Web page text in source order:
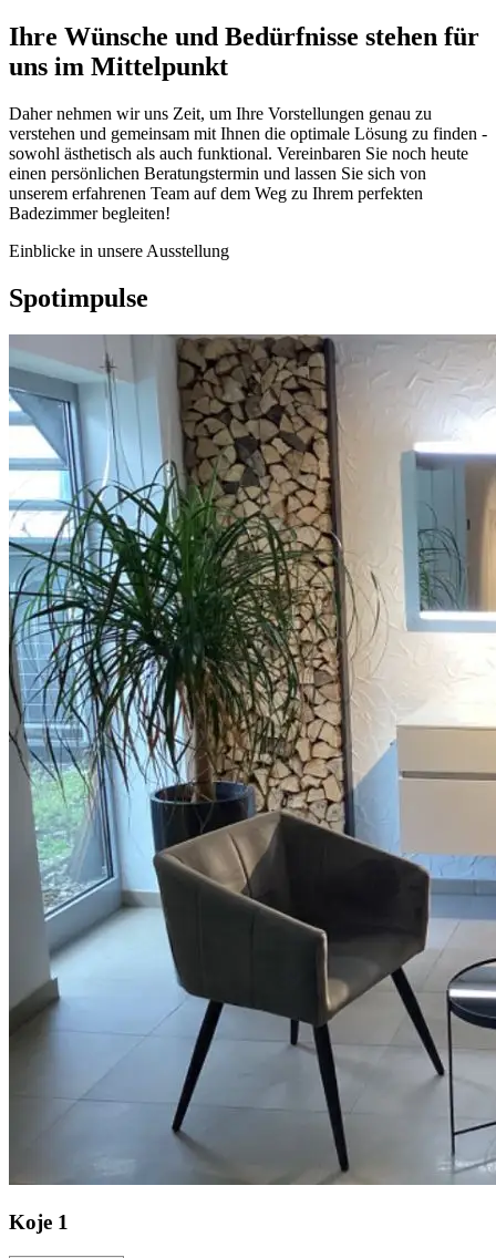
Ihre Wünsche und Bedürfnisse stehen für
uns im Mittelpunkt
Daher nehmen wir uns Zeit, um Ihre Vorstellungen genau zu
verstehen und gemeinsam mit Ihnen die optimale Lösung zu finden -
sowohl ästhetisch als auch funktional. Vereinbaren Sie noch heute
einen persönlichen Beratungstermin und lassen Sie sich von
unserem erfahrenen Team auf dem Weg zu Ihrem perfekten
Badezimmer begleiten!
Einblicke in unsere Ausstellung
Spotimpulse
Koje 1